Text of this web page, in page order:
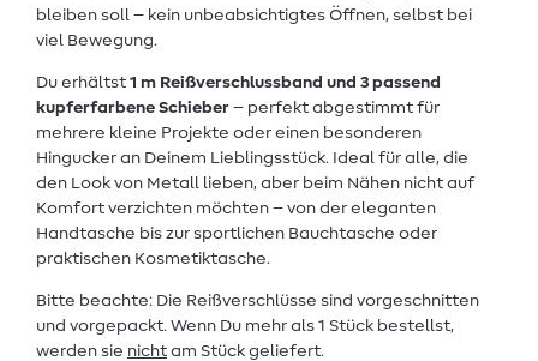
bleiben soll – kein unbeabsichtigtes Öffnen, selbst bei
viel Bewegung.
Du erhältst 1 m Reißverschlussband und 3 passend
kupferfarbene Schieber – perfekt abgestimmt für
mehrere kleine Projekte oder einen besonderen
Hingucker an Deinem Lieblingsstück. Ideal für alle, die
den Look von Metall lieben, aber beim Nähen nicht auf
Komfort verzichten möchten – von der eleganten
Handtasche bis zur sportlichen Bauchtasche oder
praktischen Kosmetiktasche.
Bitte beachte: Die Reißverschlüsse sind vorgeschnitten
und vorgepackt. Wenn Du mehr als 1 Stück bestellst,
werden sie nicht am Stück geliefert.